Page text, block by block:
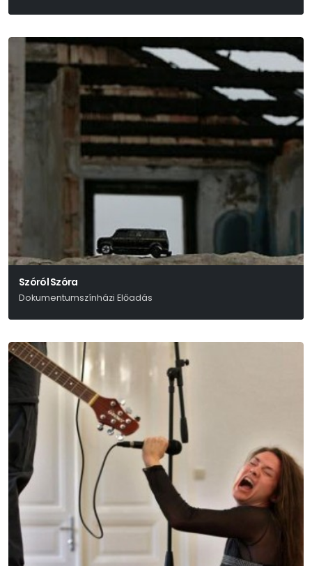
Szóról Szóra
Dokumentumszínházi Előadás